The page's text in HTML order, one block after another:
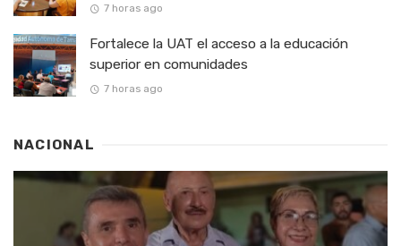
7 horas ago
Fortalece la UAT el acceso a la educación
superior en comunidades
7 horas ago
NACIONAL